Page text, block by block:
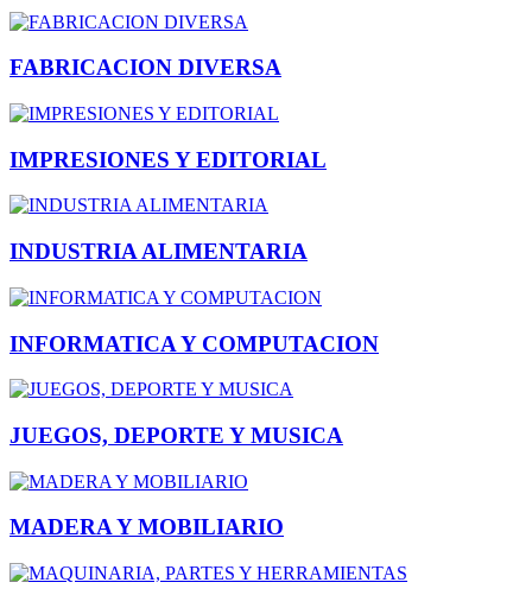
FABRICACION DIVERSA
IMPRESIONES Y EDITORIAL
INDUSTRIA ALIMENTARIA
INFORMATICA Y COMPUTACION
JUEGOS, DEPORTE Y MUSICA
MADERA Y MOBILIARIO